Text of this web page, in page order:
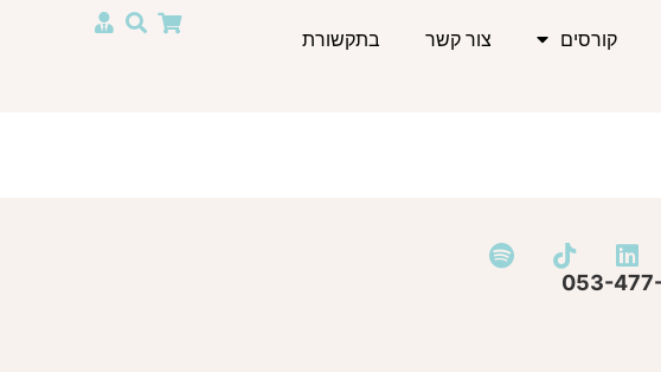
קורסים צור קשר בתקשורת